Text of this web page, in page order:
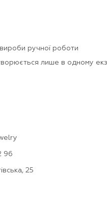
вироби ручної роботи
лише в одному
96
25